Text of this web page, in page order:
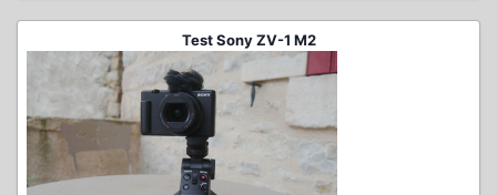
Test Sony ZV-1 M2